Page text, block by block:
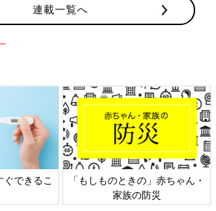
連載一覧へ
「もしものときの」赤ちゃん・
日本外来